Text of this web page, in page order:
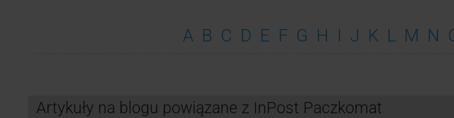
A B C D E F G H I J K L M N
Artykuły na blogu powiązane z InPost Paczkomat